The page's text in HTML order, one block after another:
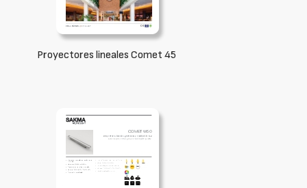
Proyectores lineales Comet 45